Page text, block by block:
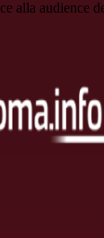
alla audience